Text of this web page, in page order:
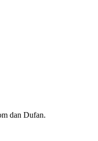
dan Dufan.